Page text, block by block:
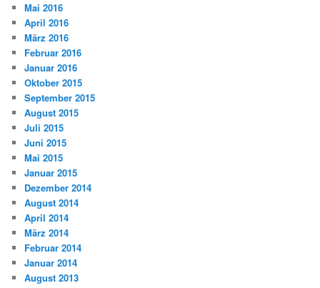
Mai 2016
April 2016
März 2016
Februar 2016
Januar 2016
Oktober 2015
September 2015
August 2015
Juli 2015
Juni 2015
Mai 2015
Januar 2015
Dezember 2014
August 2014
April 2014
März 2014
Februar 2014
Januar 2014
August 2013